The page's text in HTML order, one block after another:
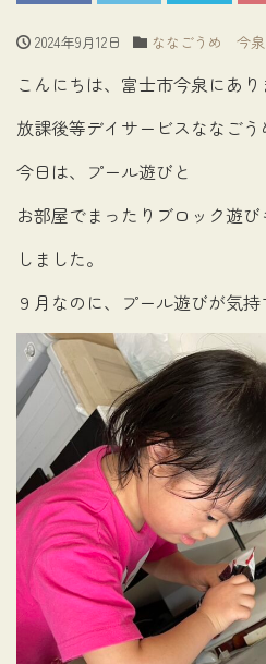
2024年9月12日 ななごうめ 今泉
こんにちは、富士市今泉にあり
放課後等デイサービスななごう
今日は、プール遊びと
お部屋でまったりブロック遊び
しました。
９月なのに、プール遊びが気持